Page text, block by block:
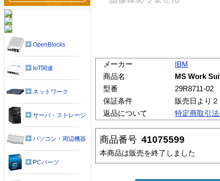
メーカー
IBM
商品名
MS Work
型番
29R8711-02
保証条件
販売日より
返品について
特定商取引
商品番号 41075599
本商品は販売を終了しました
OpenBlocks
IoT関連
ネットワーク
サーバ・ストレージ
パソコン・周辺機器
PCパーツ